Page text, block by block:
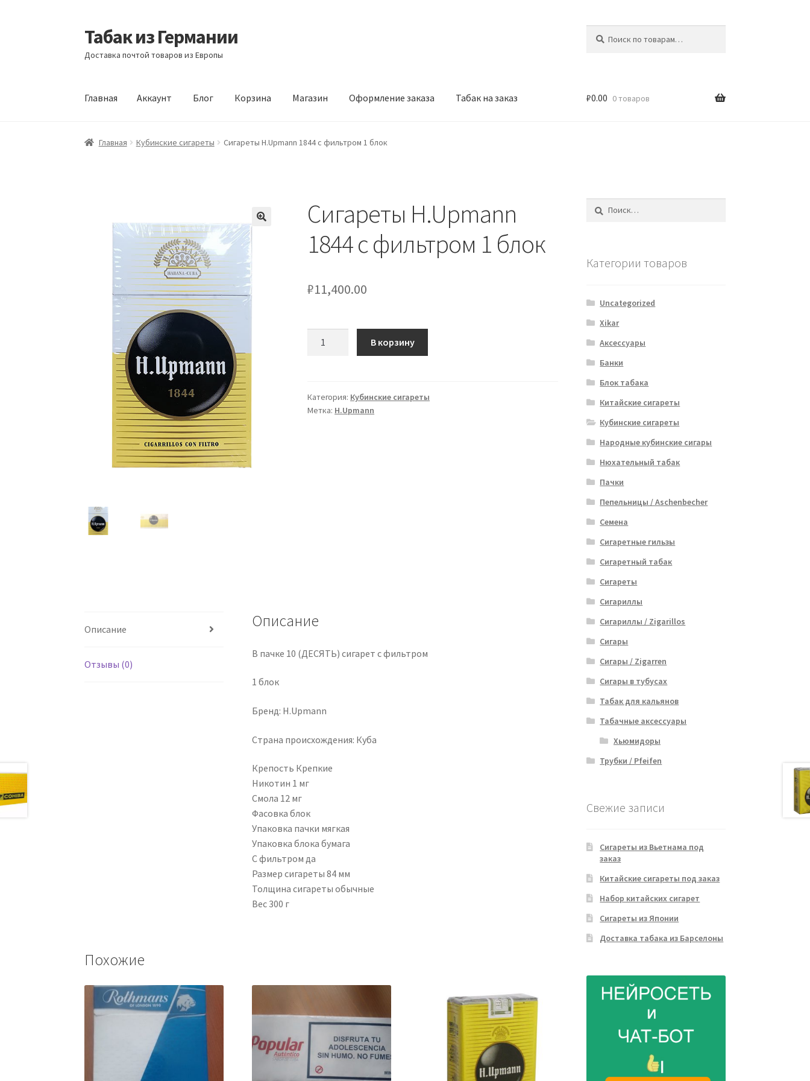
Перейти
к
навигации
Перейти
к
содержимому
Табак из Германии
Доставка почтой товаров из Европы
Главная Аккаунт Блог Корзина Магазин Оформление заказа Табак на заказ
Главная Аккаунт Магазин Оформление заказа Табак на заказ
₽0.00 0 товаров
Главная Кубинские сигареты Сигареты H.Upmann 1844 с фильтром 1 блок
Сигареты H.Upmann
1844 с фильтром 1 блок
₽11,400.00
1844
с
В корзину
Категория: Кубинские сигареты
Метка: H.Upmann
Описание
Отзывы (0)
Описание
В пачке 10 (ДЕСЯТЬ) сигарет с фильтром
1 блок
Бренд: H.Upmann
Страна происхождения: Куба
Крепость Крепкие
Никотин 1 мг
Смола 12 мг
Фасовка блок
Упаковка пачки мягкая
Упаковка блока бумага
C фильтром да
Размер сигареты 84 мм
Толщина сигареты обычные
Вес 300 г
Похожие
Найти:
Категории товаров
Uncategorized
Xikar
Аксессуары
Банки
Блок табака
Китайские сигареты
Кубинские сигареты
Народные кубинские сигары
Нюхательный табак
Пачки
Пепельницы / Aschenbecher
Семена
Сигаретные гильзы
Сигаретный табак
Сигареты
Сигариллы
Сигариллы / Zigarillos
Сигары
Сигары / Zigarren
Сигары в тубусах
Табак для кальянов
Табачные аксессуары
Хьюмидоры
Трубки / Pfeifen
Свежие записи
Сигареты из Вьетнама под
заказ
Китайские сигареты под заказ
Набор китайских сигарет
Сигареты из Японии
Доставка табака из Барселоны